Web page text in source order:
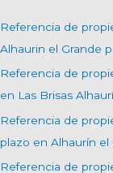
r
p
o
Referencia de
Alhaurin el Grande
Referencia de
en Las Brisas
Referencia de
plazo en Alhaurín el
Referencia de